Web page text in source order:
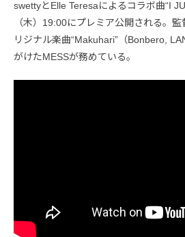
swettyとElle Teresaによるコラボ曲“I
（木）19:00にプレミア公開される。
リジナル楽曲“Makuhari”（Bonbero,
がけたMESSが務めている。